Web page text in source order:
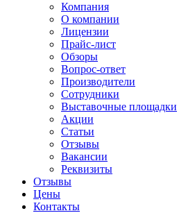
Компания
О компании
Лицензии
Прайс-лист
Обзоры
Вопрос-ответ
Производители
Сотрудники
Выставочные площадки
Акции
Статьи
Отзывы
Вакансии
Реквизиты
Отзывы
Цены
Контакты